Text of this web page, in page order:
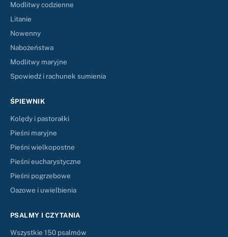
Modlitwy codzienne
Litanie
Nowenny
Nabożeństwa
Modlitwy maryjne
Spowiedź i rachunek sumienia
ŚPIEWNIK
Kolędy i pastorałki
Pieśni maryjne
Pieśni wielkopostne
Pieśni eucharystyczne
Pieśni pogrzebowe
Oazowe i uwielbienia
PSALMY I CZYTANIA
Wszystkie 150 psalmów